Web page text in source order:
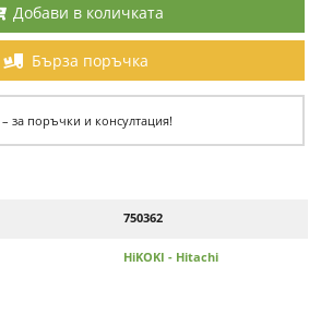
Добави в количката
Бърза поръчка
– за поръчки и консултация!
750362
HiKOKI - Hitachi